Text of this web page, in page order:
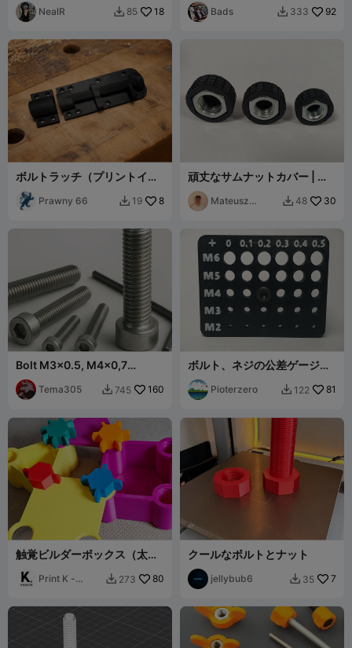
NealR  85 18 Bads  333 92
ボルトラッチ（プリントイン
プレイス）
Prawny 66  19 8
頑丈なサムナットカバー | グ
リップノブ (M12-M16)
Mateusz
 48 30
Bolt M3x0.5, M4x0,7
(Length 5–30 mm, 6-40
mm) with Hex Socke
Tema305  745 160
ボルト、ネジの公差ゲージ、
測定 - M2からM6。
Pioterzero  122 81
触覚ビルダーボックス（太め
られた）
Print K -
 273 80
クールなボルトとナット
jellybub6  35 7